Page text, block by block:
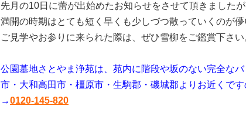
先月の10日に蕾が出始めたお知らせをさせて頂きました
満開の時期はとても短く早くも少しづつ散っていくのが儚
ご見学やお参りに来られた際は、ぜひ雪柳をご鑑賞下さい
公園墓地さとやま浄苑は、苑内に階段や坂のない完全な
市・大和高田市・橿原市・生駒郡・磯城郡よりお近くで
→0120-145-820